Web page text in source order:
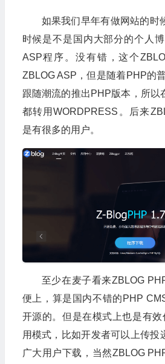
如果我们早年有做网站的时
时候是不是国内大部分的个人
ASP程序。没有错，这个
ZBLOG ASP，但是随着PHP的
跟随潮流的推出PHP版本，所以
都转用WORDPRESS。后来
是有很多的用户。
至少在麦子看来ZBLOG
便上，算是国内不错的PHP
开源的。但是在模式上也是有
用模式，比如开发者可以上传投
广大用户下载，当然ZBLOG